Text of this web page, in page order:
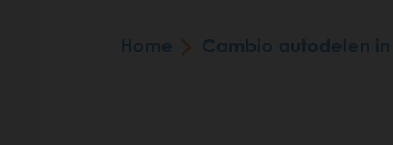
Home Cambio autodelen